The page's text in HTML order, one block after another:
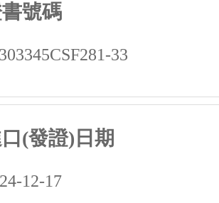
號碼
33
(發證)日期
12-17